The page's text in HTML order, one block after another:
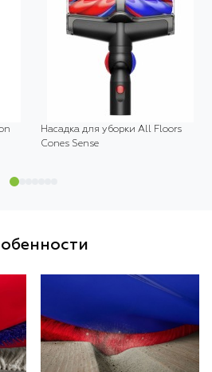
Насадка для уборки All Floors
Cones Sense